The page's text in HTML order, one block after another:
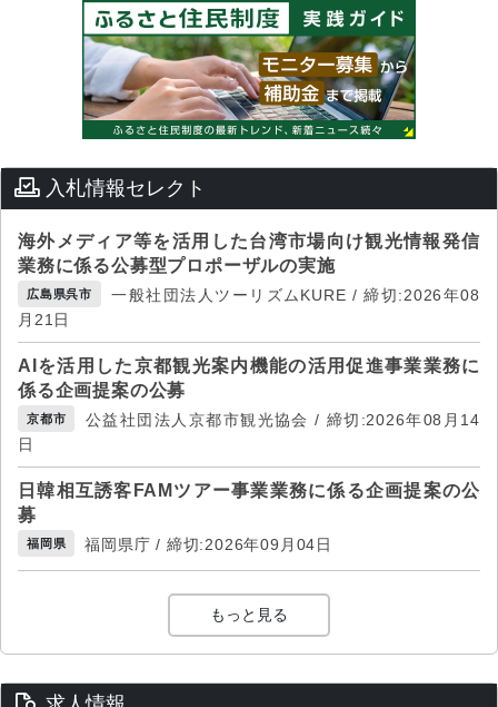
入札情報セレクト
海外メディア等を活用した台湾市場向け観光情報発信
業務に係る公募型プロポーザルの実施
広島県呉市
一般社団法人ツーリズムKURE / 締切:2026年08
月21日
AIを活用した京都観光案内機能の活用促進事業業務に
係る企画提案の公募
京都市
公益社団法人京都市観光協会 / 締切:2026年08月14
日
日韓相互誘客FAMツアー事業業務に係る企画提案の公
募
福岡県 福岡県庁 / 締切:2026年09月04日
もっと見る